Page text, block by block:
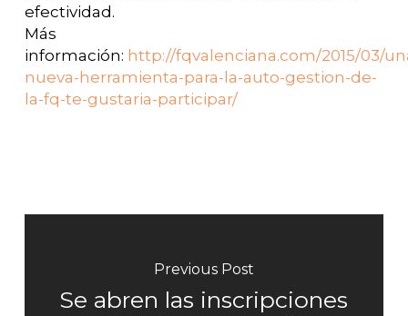
efectividad.
Más
información: http://fqvalenciana.com/2015/03/
nueva-herramienta-para-la-auto-gestion-de-
la-fq-te-gustaria-participar/
Previous Post
Se abren las inscripciones